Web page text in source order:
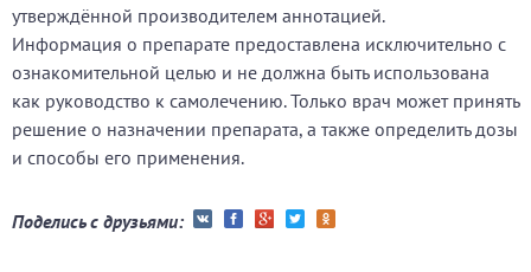
утверждённой производителем аннотацией.
Информация о препарате предоставлена исключительно с
ознакомительной целью и не должна быть использована
как руководство к самолечению. Только врач может принять
решение о назначении препарата, а также определить дозы
и способы его применения.
Поделись с друзьями: